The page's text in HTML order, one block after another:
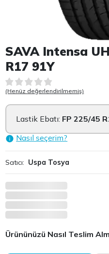
Item 1 of 1
SAVA Intensa
R17 91Y
(Henüz değerlendirilmemiş)
Lastik Ebatı: FP 225/45
Nasıl seçerim?
Satıcı: Uspa Tosya
Ürününüzü Nasıl Teslim